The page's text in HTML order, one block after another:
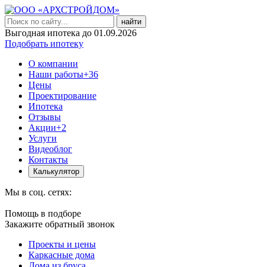
найти
Выгодная ипотека до 01.09.2026
Подобрать ипотеку
О компании
Наши работы+36
Цены
Проектирование
Ипотека
Отзывы
Акции+2
Услуги
Видеоблог
Контакты
Калькулятор
Мы в соц. сетях:
Помощь в подборе
Закажите обратный звонок
Проекты и цены
Каркасные дома